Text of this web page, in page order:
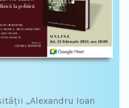
„Alexandru Ioan